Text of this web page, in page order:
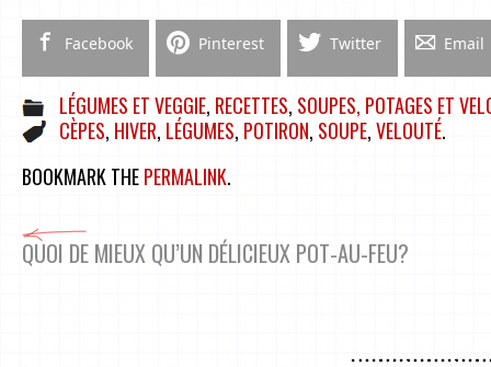
Facebook Pinterest Twitter Email
LÉGUMES ET VEGGIE, RECETTES, SOUPES, POTAGES ET
CÈPES, HIVER, LÉGUMES, POTIRON, SOUPE,VELOUTÉ.
BOOKMARK THEPERMALINK.
QUOI DE MIEUX QU’UN DÉLICIEUX POT-AU-FEU?